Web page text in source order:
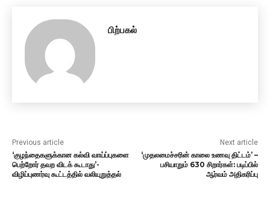
பிற்பகல்
Previous article
‘குழந்தைகளுக்கான கல்வி வாய்ப்புகளை
பெற்றோர் தவற விடக் கூடாது’-
விழிப்புணர்வு கூட்டத்தில் வலியுறுத்தல்
Next article
‘முதலமைச்சரின் காலை உணவு திட்டம்’ –
பசியாறும் 630 சிறார்கள்: படிப்பில்
ஆர்வம் அதிகரிப்பு